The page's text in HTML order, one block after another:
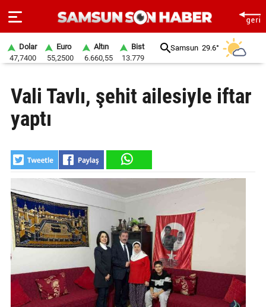
SAYFA
SAMSUN
SAMSUNSPOR
GÜNDEM
SİYASET
EKONOMİ
MAGAZİN
Dolar
47,7400
Euro
55,2500
Altın
6.660,55
Bist
13.779
Samsun 29.6°
Vali Tavlı, şehit ailesiyle iftar
yaptı